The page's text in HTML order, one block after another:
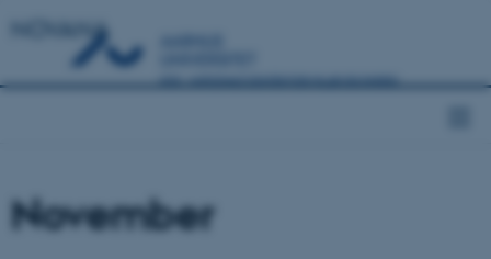
NOVANA
November